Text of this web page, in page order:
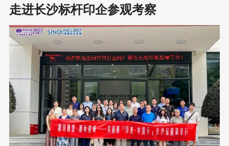
走进长沙标杆印企参观考察